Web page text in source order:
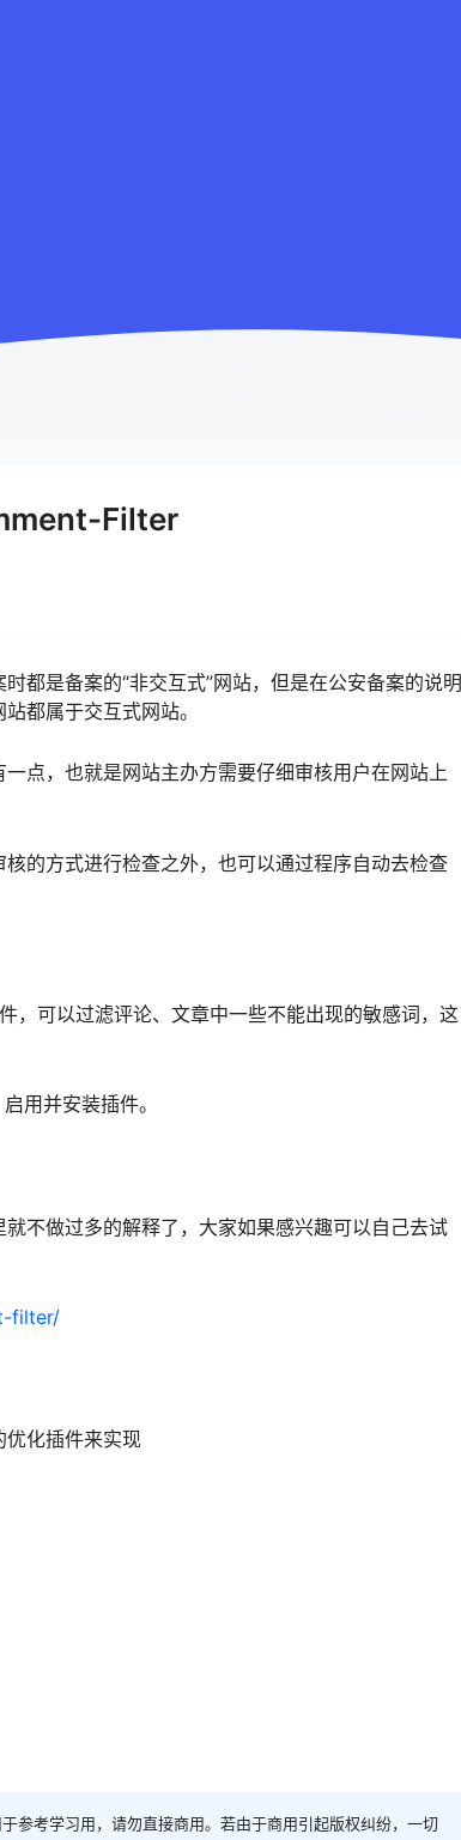
Filter
都是备案的“非交互式”网站，但是在公安备案的说明
都属于交互式网站。
点，也就是网站主办方需要仔细审核用户在网站上
的方式进行检查之外，也可以通过程序自动去检查
可以过滤评论、文章中一些不能出现的敏感词，这
用并安装插件。
不做过多的解释了，大家如果感兴趣可以自己去试
filter/
优化插件来实现
参考学习用，请勿直接商用。若由于商用引起版权纠纷，一切